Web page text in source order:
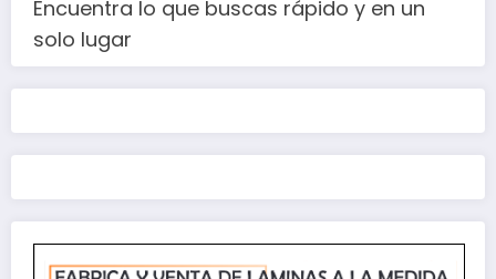
Encuentra lo que buscas rápido y en un
solo lugar